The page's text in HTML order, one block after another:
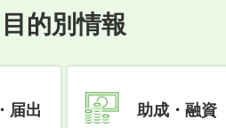
目的別情報
届出 助成・融資